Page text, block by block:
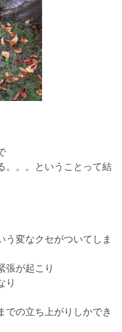
。。。ということって結
う変なクセがついてしま
張が起こり
り
での立ち上がりしかでき